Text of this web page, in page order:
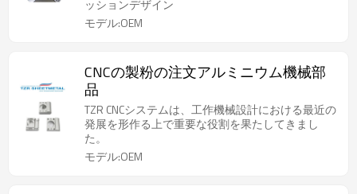
ッションデザイン
モデル:OEM
CNCの製粉の注文アルミニウム機械部
品
TZR CNCシステムは、工作機械設計における最近の
発展を形作る上で重要な役割を果たしてきまし
た。
モデル:OEM